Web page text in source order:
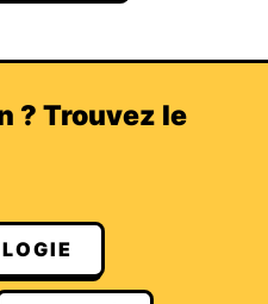
? Trouvez le